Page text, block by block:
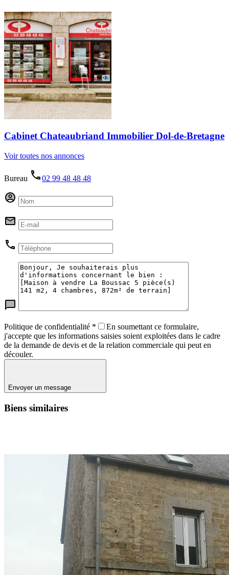
Cabinet Chateaubriand Immobilier Dol-de-Bretagne
Voir toutes nos annonces
Bureau 02 99 48 48 48
Politique de confidentialité *
En soumettant ce formulaire,
j'accepte que les informations saisies soient exploitées dans le cadre
de la demande de devis et de la relation commerciale qui peut en
découler.
Envoyer un message
Biens similaires